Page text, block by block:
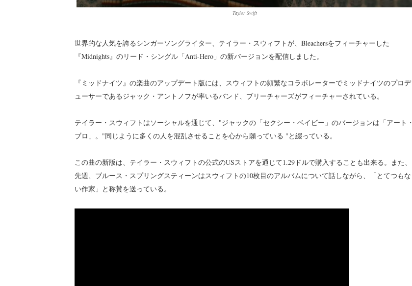
Taylor Swift
世界的な人気を誇るシンガーソングライター、テイラー・スウィフトが、Bleachersをフィーチャーした
『Midnights』のリード・シングル「Anti-Hero」の新バージョンを配信しました。
『ミッドナイツ』の楽曲のアップデート版には、スウィフトの頻繁なコラボレーターでミッドナイツのプロデ
ューサーであるジャック・アントノフが率いるバンド、ブリーチャーズがフィーチャーされている。
テイラー・スウィフトはソーシャルを通じて、"ジャックの「セクシー・ベイビー」のバージョンは「アート・
ブロ」。"同じように多くの人を混乱させることを心から願っている "と綴っている。
この曲の新版は、テイラー・スウィフトの公式のUSストアを通じて1.29ドルで購入することも出来る。また、
先週、ブルース・スプリングスティーンはスウィフトの10枚目のアルバムについて話しながら、「とてつもな
い作家」と称賛を送っている。